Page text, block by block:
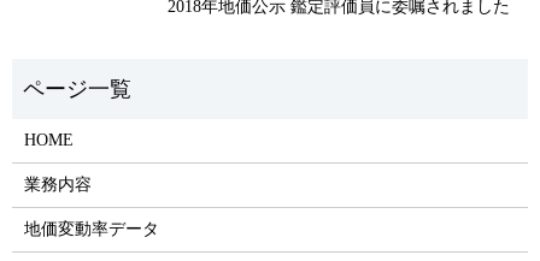
2018年地価公示 鑑定評価員に委嘱されました
HOME
業務内容
地価変動率データ